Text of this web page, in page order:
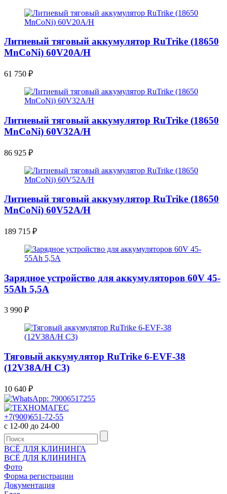
Литиевый тяговый аккумулятор RuTrike (18650
MnCoNi) 60V20A/H
61 750 ₽
Литиевый тяговый аккумулятор RuTrike (18650
MnCoNi) 60V32A/H
86 925 ₽
Литиевый тяговый аккумулятор RuTrike (18650
MnCoNi) 60V52A/H
189 715 ₽
Зарядное устройство для аккумуляторов 60V 45-
55Ah 5,5A
3 990 ₽
Тяговый аккумулятор RuTrike 6-EVF-38
(12V38A/H C3)
10 640 ₽
+7(900)651-72-55
с 12-00 до 24-00
ВСЁ ДЛЯ КЛИНИНГА
ВСЁ ДЛЯ КЛИНИНГА
Фото
Форма регистрации
Документация